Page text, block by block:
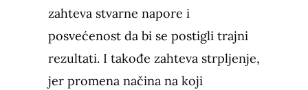
zahteva stvarne napore i
posvećenost da bi se postigli trajni
rezultati. I takođe zahteva strpljenje,
jer promena načina na koji